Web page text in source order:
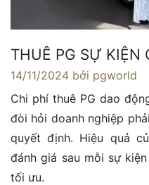
THUÊ PG SỰ KIỆN
14/11/2024 bởi pgworld
Chi phí thuê PG dao
đòi hỏi doanh nghiệp
quyết định. Hiệu quả
đánh giá sau mỗi sự
tối ưu.